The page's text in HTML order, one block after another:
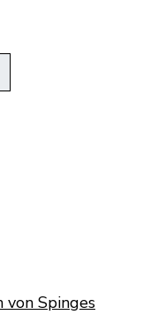
von Spinges